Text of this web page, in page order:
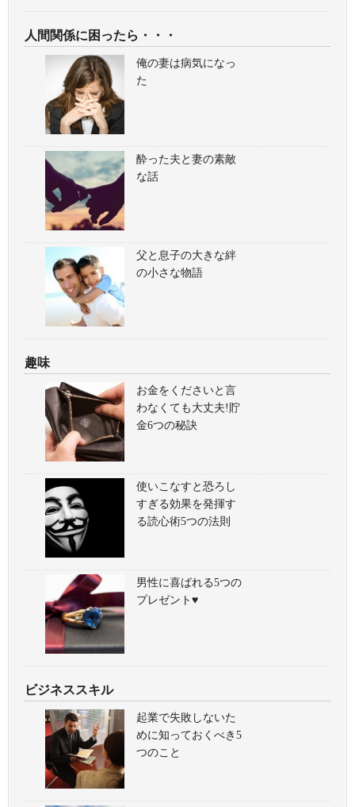
人間関係に困ったら・・・
俺の妻は病気になっ
た
酔った夫と妻の素敵
な話
父と息子の大きな絆
の小さな物語
趣味
お金をくださいと言
わなくても大丈夫!貯
金6つの秘訣
使いこなすと恐ろし
すぎる効果を発揮す
る読心術5つの法則
男性に喜ばれる5つの
プレゼント♥
ビジネススキル
起業で失敗しないた
めに知っておくべき5
つのこと